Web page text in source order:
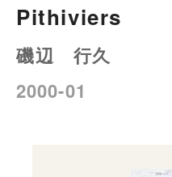
Pithiviers
磯辺 行久
2000-01